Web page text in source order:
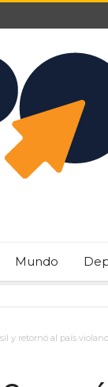
Mundo
y retornó al país